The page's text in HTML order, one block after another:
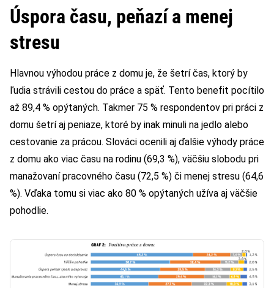
Úspora času, peňazí a menej
stresu
Hlavnou výhodou práce z domu je, že šetrí čas, ktorý by
ľudia strávili cestou do práce a späť. Tento benefit pocítilo
až 89,4 % opýtaných. Takmer 75 % respondentov pri práci z
domu šetrí aj peniaze, ktoré by inak minuli na jedlo alebo
cestovanie za prácou. Slováci ocenili aj ďalšie výhody práce
z domu ako viac času na rodinu (69,3 %), väčšiu slobodu pri
manažovaní pracovného času (72,5 %) či menej stresu (64,6
%). Vďaka tomu si viac ako 80 % opýtaných užíva aj väčšie
pohodlie.